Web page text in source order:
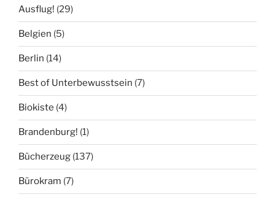
Ausflug! (29)
Belgien (5)
Berlin (14)
Best of Unterbewusstsein (7)
Biokiste (4)
Brandenburg! (1)
Bücherzeug (137)
Bürokram (7)